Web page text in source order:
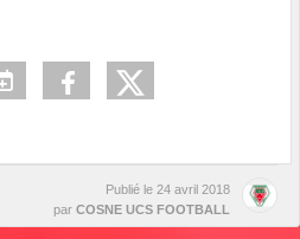
Publié le 24 avril 2018
par COSNE UCS FOOTBALL